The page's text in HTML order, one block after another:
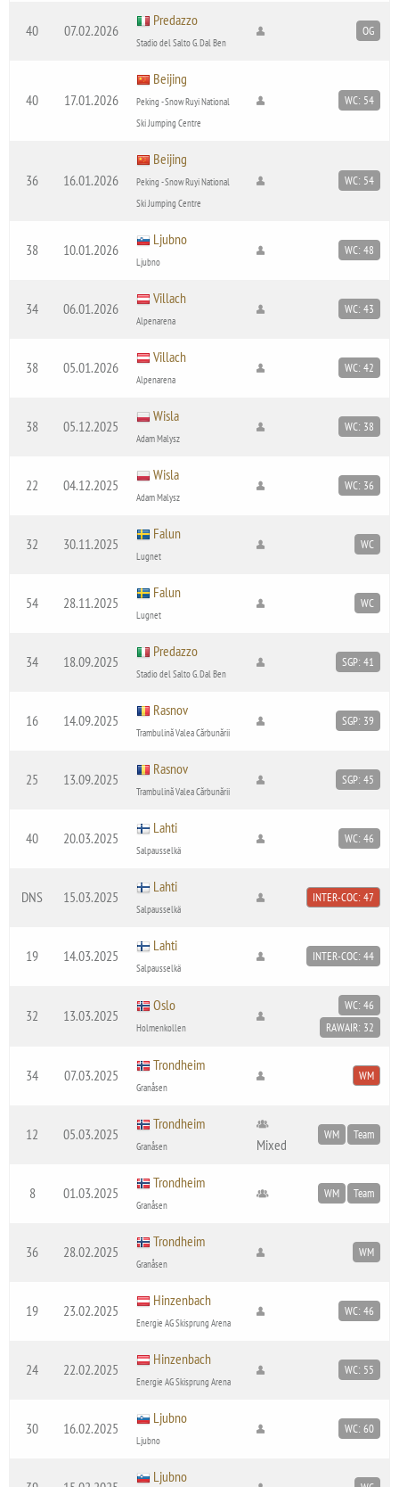
40 07.02.2026
Predazzo
Stadio del Salto G. Dal Ben
OG
40 17.01.2026
Beijing
Peking - Snow Ruyi National
Ski Jumping Centre
WC: 54
36 16.01.2026
Beijing
Peking - Snow Ruyi National
Ski Jumping Centre
WC: 54
38 10.01.2026
Ljubno
Ljubno
WC: 48
34 06.01.2026
Villach
Alpenarena
WC: 43
38 05.01.2026
Villach
Alpenarena
WC: 42
38 05.12.2025
Wisla
Adam Malysz
WC: 38
22 04.12.2025
Wisla
Adam Malysz
WC: 36
32 30.11.2025
Falun
Lugnet
WC
54 28.11.2025
Falun
Lugnet
WC
34 18.09.2025
Predazzo
Stadio del Salto G. Dal Ben
SGP: 41
16 14.09.2025
Rasnov
Trambulină Valea Cărbunării
SGP: 39
25 13.09.2025
Rasnov
Trambulină Valea Cărbunării
SGP: 45
40 20.03.2025
Lahti
Salpausselkä
WC: 46
DNS 15.03.2025
Lahti
Salpausselkä
INTER-COC: 47
19 14.03.2025
Lahti
Salpausselkä
INTER-COC: 44
32 13.03.2025
Oslo
Holmenkollen
WC: 46
RAWAIR: 32
34 07.03.2025
Trondheim
Granåsen
WM
12 05.03.2025
Trondheim
Granåsen Mixed
WM Team
8 01.03.2025
Trondheim
Granåsen
WM Team
36 28.02.2025
Trondheim
Granåsen
WM
19 23.02.2025
Hinzenbach
Energie AG Skisprung Arena
WC: 46
24 22.02.2025
Hinzenbach
Energie AG Skisprung Arena
WC: 55
30 16.02.2025
Ljubno
Ljubno
WC: 60
Ljubno